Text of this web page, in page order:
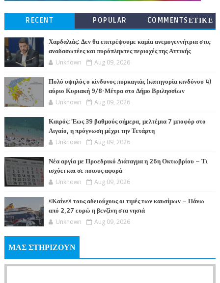
RECENT POPULAR
COMMENTSΕΤΙΚΕ
Χαρδαλιάς: Δεν θα επιτρέψουμε καμία ανεμογεννήτρια στις
αναδασωτέες και πυρόπληκτες περιοχές της Αττικής
Unknown Aug 09, 2026
Πολύ υψηλός ο κίνδυνος πυρκαγιάς (κατηγορία κινδύνου 4)
αύριο Κυριακή 9/8-Μέτρα στο Δήμο Βριλησσίων
Unknown Aug 09, 2026
Καιρός: Έως 39 βαθμούς σήμερα, μελτέμια 7 μποφόρ στο
Αιγαίο, η πρόγνωση μέχρι την Τετάρτη
Unknown Aug 09, 2026
Νέα αργία με Προεδρικό Διάταγμα η 26η Οκτωβρίου – Τι
ισχύει και σε ποιους αφορά
Unknown Aug 09, 2026
«Καίνε» τους αδειούχους οι τιμές των καυσίμων – Πάνω
από 2,27 ευρώ η βενζίνη στα νησιά
Unknown Aug 09, 2026
ΜΑΣ ΣΤΗΡΙΖΟΥΝ